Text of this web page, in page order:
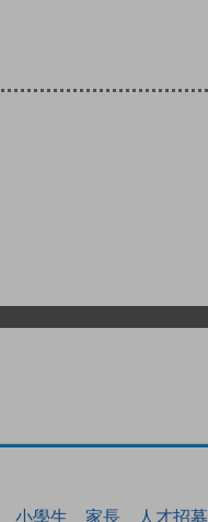
小學生 家長 人才招募